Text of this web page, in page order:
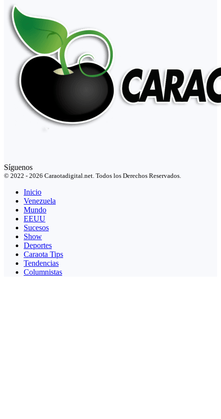
Síguenos
© 2022 - 2026 Caraotadigital.net. Todos los Derechos Reservados.
Inicio
Venezuela
Mundo
EEUU
Sucesos
Show
Deportes
Caraota Tips
Tendencias
Columnistas